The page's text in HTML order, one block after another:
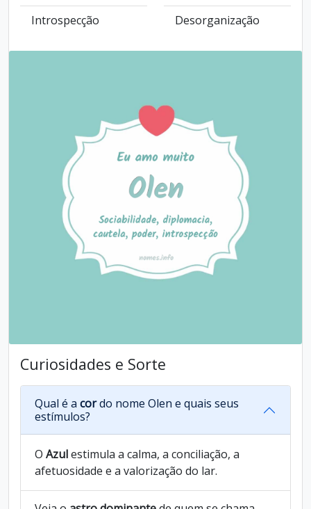
Introspecção
Desorganização
Curiosidades e Sorte
Qual é a cordo nome Olen e quais seus
estímulos?
O Azulestimula a calma, a conciliação, a
afetuosidade e a valorização do lar.